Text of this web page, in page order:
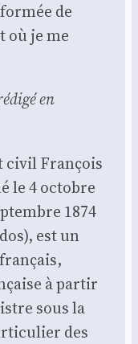
de
où je me
en
civil Fran­çois
le 4 octobre
1874
est un
à par­tir
sous la
des